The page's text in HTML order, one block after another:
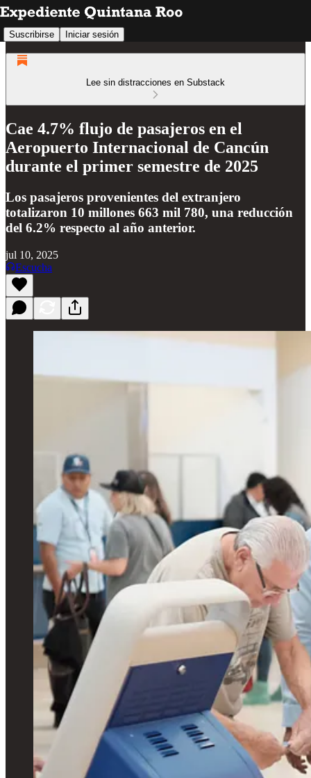
Suscribirse Iniciar sesión
Lee sin distracciones en Substack
Cae 4.7% flujo de pasajeros en el
Aeropuerto Internacional de Cancún
durante el primer semestre de 2025
Los pasajeros provenientes del extranjero
totalizaron 10 millones 663 mil 780, una reducción
del 6.2% respecto al año anterior.
jul 10, 2025
Escucha